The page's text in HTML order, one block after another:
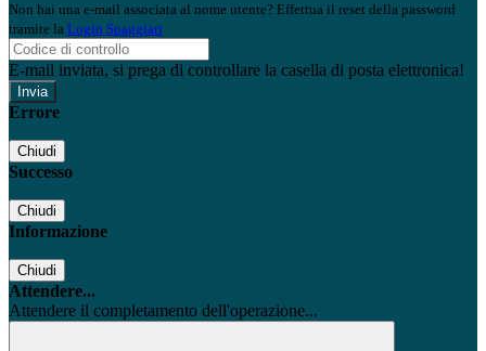
Non hai una e-mail associata al nome utente? Effettua il reset della password
tramite la Login Spaggiari
E-mail inviata, si prega di controllare la casella di posta elettronica!
Errore
Chiudi
Successo
Chiudi
Informazione
Chiudi
Attendere...
Attendere il completamento dell'operazione...